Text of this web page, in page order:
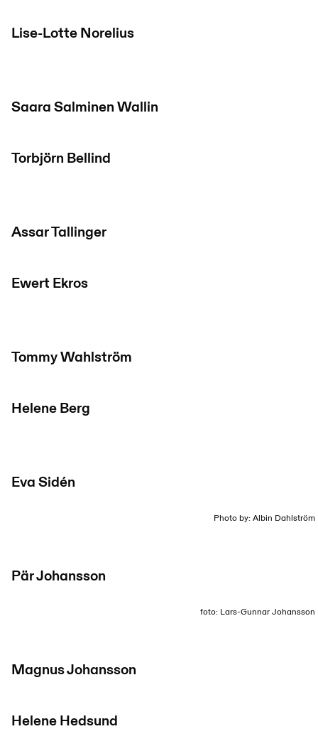
Lise-Lotte Norelius
Saara Salminen Wallin
Torbjörn Bellind
Assar Tallinger
Ewert Ekros
Tommy Wahlström
Helene Berg
Eva Sidén
Photo by: Albin Dahlström
Pär Johansson
foto: Lars-Gunnar Johansson
Magnus Johansson
Helene Hedsund